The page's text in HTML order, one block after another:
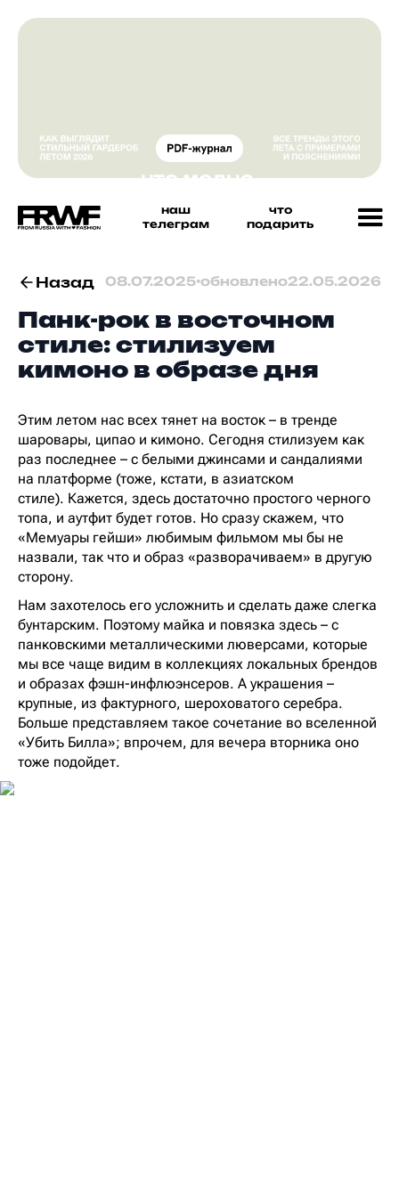
наш
телеграм
что
подарить
Назад 08.07.2025•обновлено22.05.2026
Панк-рок в восточном
стиле: стилизуем
кимоно в образе дня
Этим летом нас всех тянет на восток – в тренде
шаровары, ципао и кимоно. Сегодня стилизуем как
раз последнее – c белыми джинсами и сандалиями
на платформе (тоже, кстати, в азиатском
стиле). Кажется, здесь достаточно простого черного
топа, и аутфит будет готов. Но сразу скажем, что
«Мемуары гейши» любимым фильмом мы бы не
назвали, так что и образ «разворачиваем» в другую
сторону.
Нам захотелось его усложнить и сделать даже слегка
бунтарским. Поэтому майка и повязка здесь – с
панковскими металлическими люверсами, которые
мы все чаще видим в коллекциях локальных брендов
и образах фэшн-инфлюэнсеров. А украшения –
крупные, из фактурного, шероховатого серебра.
Больше представляем такое сочетание во вселенной
«Убить Билла»; впрочем, для вечера вторника оно
тоже подойдет.